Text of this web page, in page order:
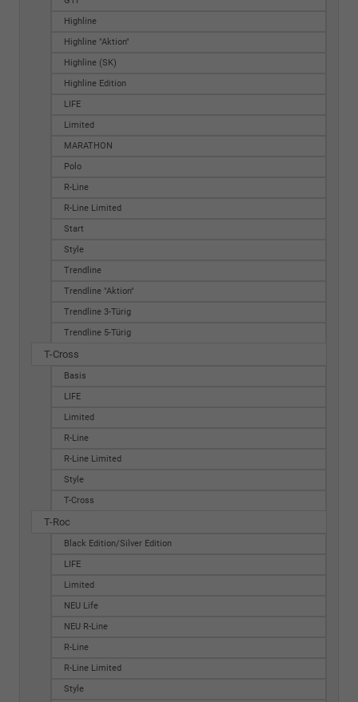
Highline
Highline "Aktion"
Highline (SK)
Highline Edition
LIFE
Limited
MARATHON
Polo
R-Line
R-Line Limited
Start
Style
Trendline
Trendline "Aktion"
Trendline 3-Türig
Trendline 5-Türig
T-Cross
Basis
LIFE
Limited
R-Line
R-Line Limited
Style
T-Cross
T-Roc
Black Edition/Silver Edition
LIFE
Limited
NEU Life
NEU R-Line
R-Line
R-Line Limited
Style